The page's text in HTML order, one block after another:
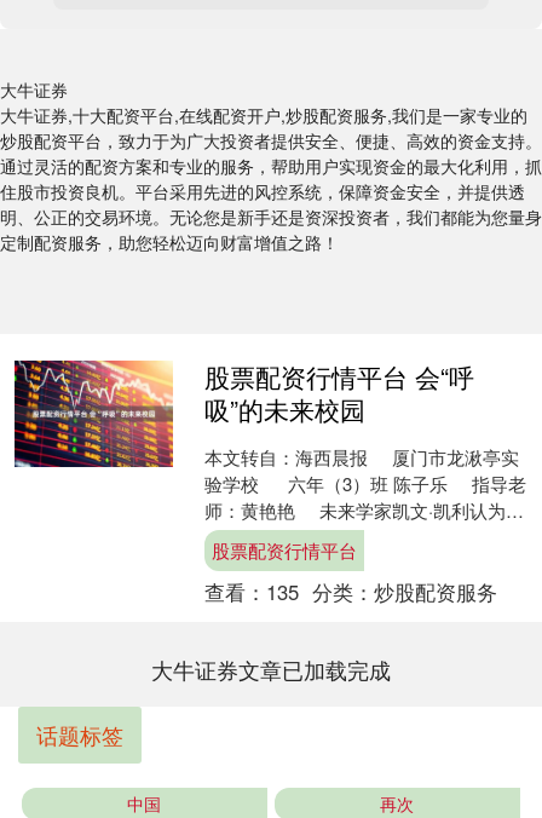
大牛证券
大牛证券,十大配资平台,在线配资开户,炒股配资服务,我们是一家专业的
炒股配资平台，致力于为广大投资者提供安全、便捷、高效的资金支持。
通过灵活的配资方案和专业的服务，帮助用户实现资金的最大化利用，抓
住股市投资良机。平台采用先进的风控系统，保障资金安全，并提供透
明、公正的交易环境。无论您是新手还是资深投资者，我们都能为您量身
定制配资服务，助您轻松迈向财富增值之路！
股票配资行情平台 会“呼
吸”的未来校园
本文转自：海西晨报 厦门市龙湫亭实
验学校 六年（3）班 陈子乐 指导老
师：黄艳艳 未来学家凯文·凯利认为，
预测未来最好的方式就....
股票配资行情平台
查看： 135 分类： 炒股配资服务
大牛证券文章已加载完成
话题标签
中国 再次